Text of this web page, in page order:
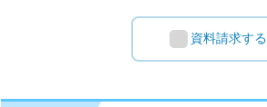
資料請求する